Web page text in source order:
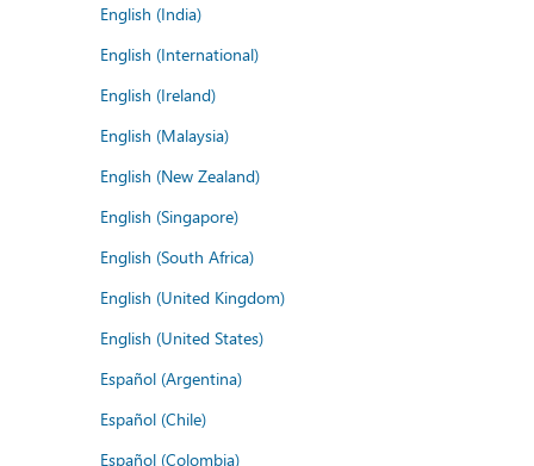
English (India)
English (International)
English (Ireland)
English (Malaysia)
English (New Zealand)
English (Singapore)
English (South Africa)
English (United Kingdom)
English (United States)
Español (Argentina)
Español (Chile)
Español (Colombia)